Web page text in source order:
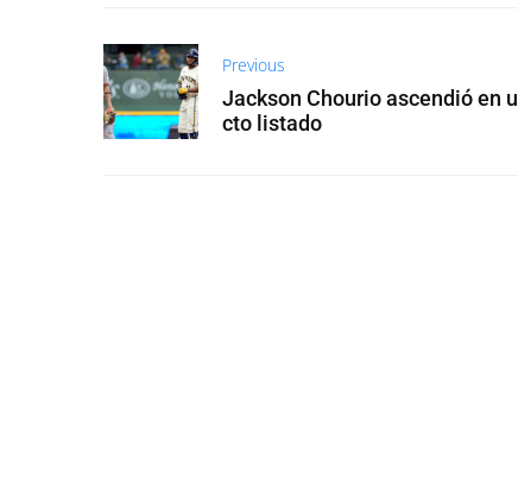
Previous
Jackson Chourio ascendió en
cto listado